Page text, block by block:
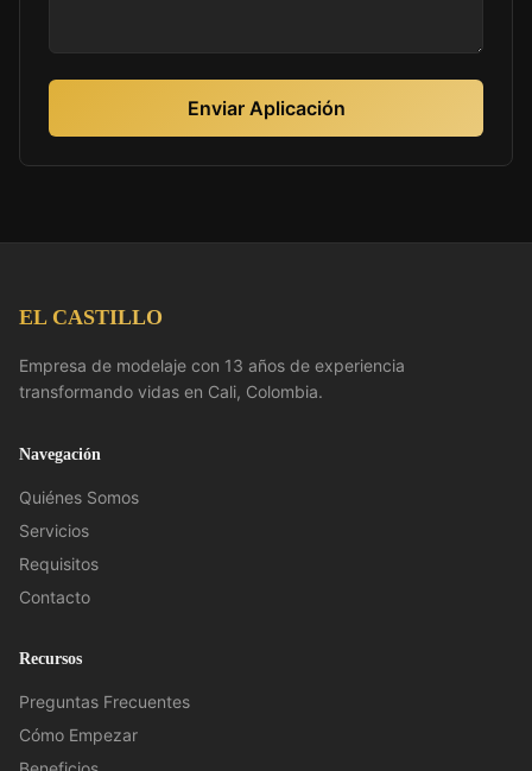
Enviar Aplicación
EL CASTILLO
Empresa de modelaje con 13 años de experiencia
transformando vidas en Cali, Colombia.
Navegación
Quiénes Somos
Servicios
Requisitos
Contacto
Recursos
Preguntas Frecuentes
Cómo Empezar